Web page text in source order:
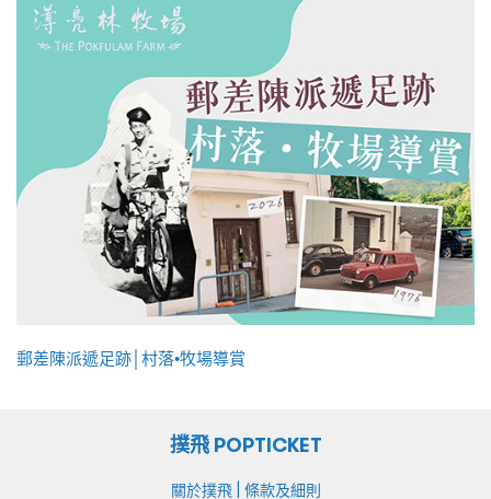
郵差陳派遞足跡│村落•牧場導賞
撲飛 POPTICKET
關於撲飛| 條款及細則